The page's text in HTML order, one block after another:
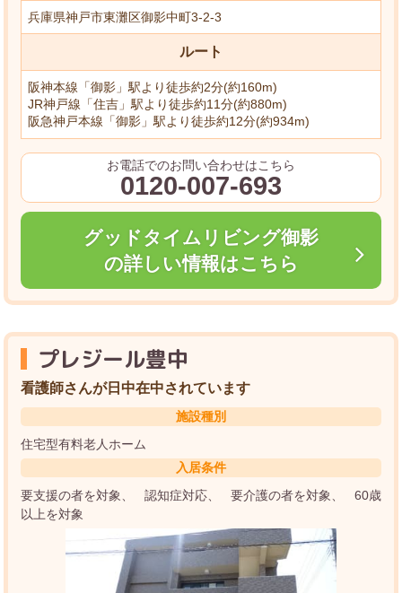
兵庫県神戸市東灘区御影中町3-2-3
ルート
阪神本線「御影」駅より徒歩約2分(約160m)
JR神戸線「住吉」駅より徒歩約11分(約880m)
阪急神戸本線「御影」駅より徒歩約12分(約934m)
お電話でのお問い合わせはこちら
0120-007-693
グッドタイムリビング御影
の詳しい情報はこちら
プレジール豊中
看護師さんが日中在中されています
施設種別
住宅型有料老人ホーム
入居条件
要支援の者を対象
認知症対応 要介護の者を対象
60歳
以上を対象